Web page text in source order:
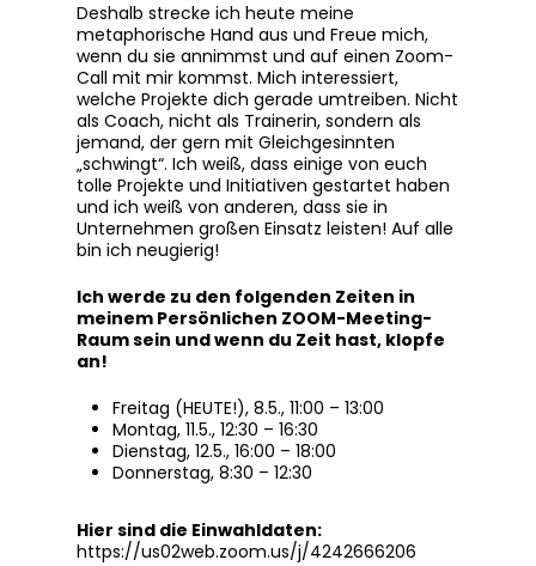
Deshalb strecke ich heute meine
metaphorische Hand aus und Freue mich,
wenn du sie annimmst und auf einen Zoom-
Call mit mir kommst. Mich interessiert,
welche Projekte dich gerade umtreiben. Nicht
als Coach, nicht als Trainerin, sondern als
jemand, der gern mit Gleichgesinnten
„schwingt“. Ich weiß, dass einige von euch
tolle Projekte und Initiativen gestartet haben
und ich weiß von anderen, dass sie in
Unternehmen großen Einsatz leisten! Auf alle
bin ich neugierig!
Ich werde zu den folgenden Zeiten in
meinem Persönlichen ZOOM-Meeting-
Raum sein und wenn du Zeit hast, klopfe
an!
Freitag (HEUTE!), 8.5., 11:00 – 13:00
Montag, 11.5., 12:30 – 16:30
Dienstag, 12.5., 16:00 – 18:00
Donnerstag, 8:30 – 12:30
Hier sind die Einwahldaten:
https://us02web.zoom.us/j/4242666206